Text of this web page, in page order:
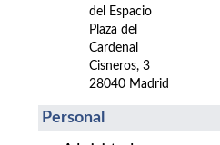
del Espacio
Plaza del
Cardenal
Cisneros, 3
28040 Madrid
Personal